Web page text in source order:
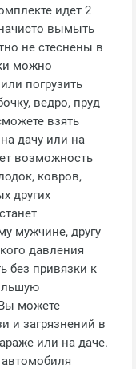
идет 2
вымыть
не стеснены в
можно
погрузить
ведро, пруд
взять
дачу или на
возможность
ковров,
других
мужчине, другу
давления
без привязки к
можете
и загрязнений в
или на даче.